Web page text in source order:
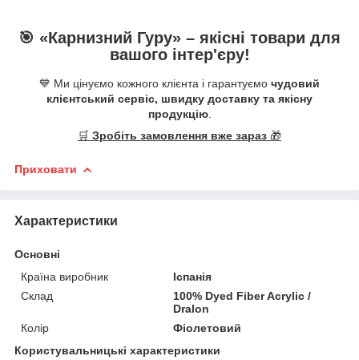
🎯 «Карнизний Гуру» – якісні товари для
вашого інтер'єру!
💙 Ми цінуємо кожного клієнта і гарантуємо чудовий
клієнтський сервіс, швидку доставку та якісну
продукцію.
🛒 Зробіть замовлення вже зараз 🎁
Приховати
Характеристики
Основні
Країна виробник
Іспанія
Склад
100% Dyed Fiber Acrylic /
Dralon
Колір
Фіолетовий
Користувальницькі характеристики